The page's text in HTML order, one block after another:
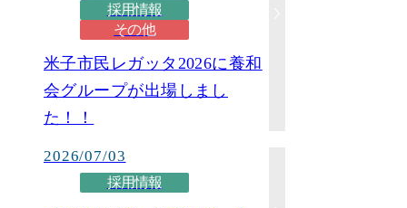
採用情報
その他
米子市民レガッタ2026に養和
会グループが出場しまし
た！！
2026/07/03
採用情報